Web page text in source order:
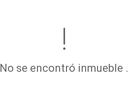
No se encontró inmueble .